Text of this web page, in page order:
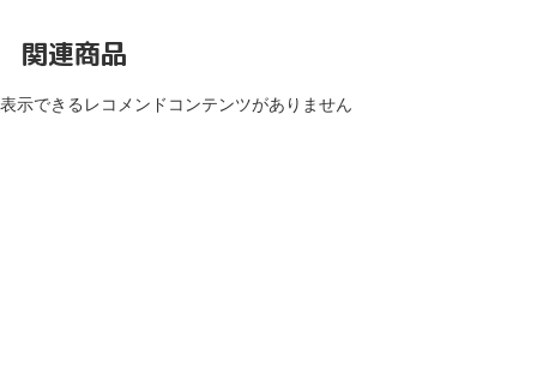
関連商品
表示できるレコメンドコンテンツがありません